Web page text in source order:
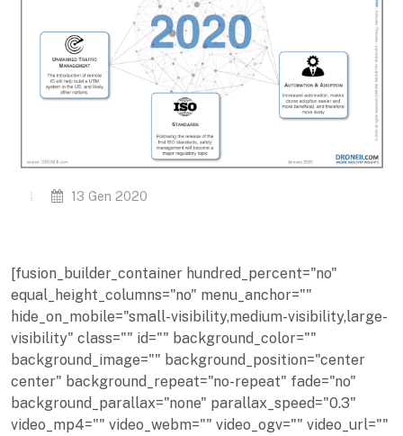
13 Gen 2020
[fusion_builder_container hundred_percent="no"
equal_height_columns="no" menu_anchor=""
hide_on_mobile="small-visibility,medium-visibility,large-
visibility" class="" id="" background_color=""
background_image="" background_position="center
center" background_repeat="no-repeat" fade="no"
background_parallax="none" parallax_speed="0.3"
video_mp4="" video_webm="" video_ogv="" video_url=""